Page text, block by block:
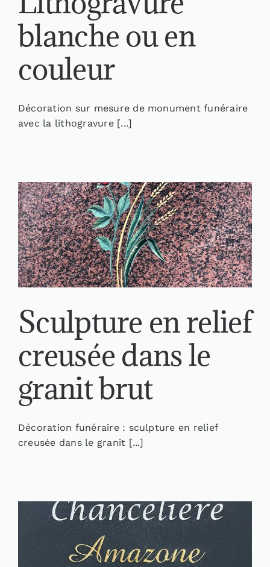
blanche ou en
couleur
Décoration sur mesure de monument funéraire
avec la lithogravure [...]
Sculpture en relief
creusée dans le
granit brut
Décoration funéraire : sculpture en relief
creusée dans le granit [...]